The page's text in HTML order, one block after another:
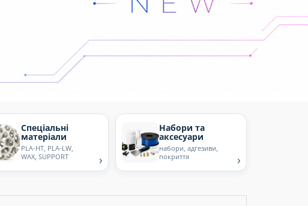
Спеціальні
матеріали
PLA-HT, PLA-LW,
WAX, SUPPORT
›
Набори та
аксесуари
набори, адгезиви,
покриття
›